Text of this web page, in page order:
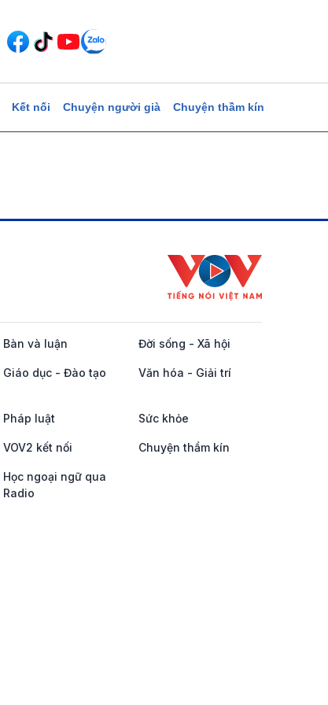
Kết nối Chuyện người già Chuyện thầm kín
Bàn và luận Đời sống - Xã hội
Giáo dục - Đào tạo Văn hóa - Giải trí
Pháp luật Sức khỏe
VOV2 kết nối Chuyện thầm kín
Học ngoại ngữ qua
Radio